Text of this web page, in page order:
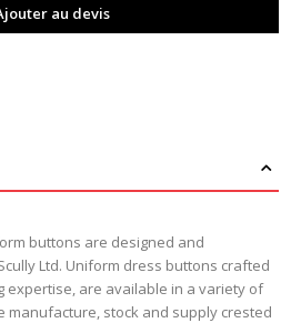
au devis
buttons are designed and
Ltd. Uniform dress buttons crafted
expertise, are available in a variety of
manufacture, stock and supply crested